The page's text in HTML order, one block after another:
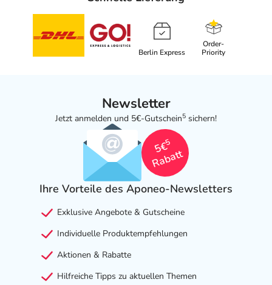
Nebenwirkungen
Welche unerwünschten Wirkungen können auftreten?
- Symptome der Parkinsonschen Krankeit
- Lungenentzündung
- Infektionen der oberen Atemwege
- Nebenhöhlenentzündung
- Harnwegsinfektionen
- Grippe
- Erhöhung des Prolaktinspiegels
- gesteigerter Appetit
Berlin Express
Order-
Priority
Newsletter
Jetzt anmelden und 5€-Gutschein5 sichern!
5€
5
Rabatt
Ihre Vorteile des Aponeo-Newsletters
Exklusive Angebote & Gutscheine
Individuelle Produktempfehlungen
Aktionen & Rabatte
Hilfreiche Tipps zu aktuellen Themen